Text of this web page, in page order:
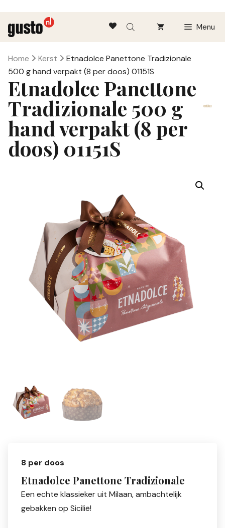
naar
de
inhoud
Menu
Home Kerst
Etnadolce Panettone Tradizionale
500 g hand verpakt (8 per doos) 01151S
Etnadolce Panettone
Tradizionale 500 g
hand verpakt (8 per
doos) 01151S
8 per doos
Etnadolce Panettone Tradizionale
Een echte klassieker uit Milaan, ambachtelijk
gebakken op Sicilië!